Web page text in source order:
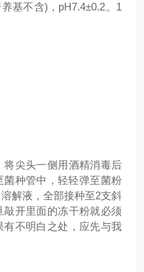
基不含)，pH7.4±0.2。1
尖头一侧用酒精消毒后
菌种管中，轻轻弹至菌粉
解液，全部接种至2支斜
开里面的冻干粉就必须
不明白之处，应先与我